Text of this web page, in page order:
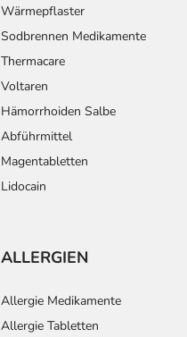
Wärmepflaster
Sodbrennen Medikamente
Thermacare
Voltaren
Hämorrhoiden Salbe
Abführmittel
Magentabletten
Lidocain
ALLERGIEN
Allergie Medikamente
Allergie Tabletten